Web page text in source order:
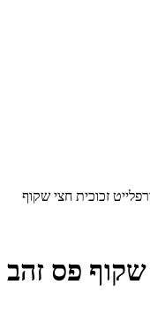
זכוכית חצי שקוף
פס זהב